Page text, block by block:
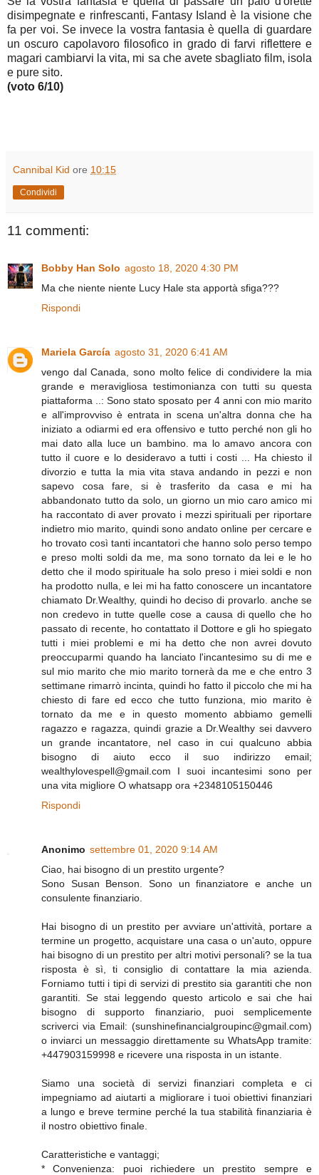
disimpegnate e rinfrescanti, Fantasy Island è la visione che
fa per voi. Se invece la vostra fantasia è quella di guardare
un oscuro capolavoro filosofico in grado di farvi riflettere e
magari cambiarvi la vita, mi sa che avete sbagliato film, isola
e pure sito.
(voto 6/10)
Cannibal Kid ore 10:15
Condividi
11 commenti:
Bobby Han Solo agosto 18, 2020 4:30 PM
Ma che niente niente Lucy Hale sta apportà sfiga???
Rispondi
Mariela García agosto 31, 2020 6:41 AM
vengo dal Canada, sono molto felice di condividere la mia
grande e meravigliosa testimonianza con tutti su questa
piattaforma ..: Sono stato sposato per 4 anni con mio marito
e all'improvviso è entrata in scena un'altra donna che ha
iniziato a odiarmi ed era offensivo e tutto perché non gli ho
mai dato alla luce un bambino. ma lo amavo ancora con
tutto il cuore e lo desideravo a tutti i costi ... Ha chiesto il
divorzio e tutta la mia vita stava andando in pezzi e non
sapevo cosa fare, si è trasferito da casa e mi ha
abbandonato tutto da solo, un giorno un mio caro amico mi
ha raccontato di aver provato i mezzi spirituali per riportare
indietro mio marito, quindi sono andato online per cercare e
ho trovato così tanti incantatori che hanno solo perso tempo
e preso molti soldi da me, ma sono tornato da lei e le ho
detto che il modo spirituale ha solo preso i miei soldi e non
ha prodotto nulla, e lei mi ha fatto conoscere un incantatore
chiamato Dr.Wealthy, quindi ho deciso di provarlo. anche se
non credevo in tutte quelle cose a causa di quello che ho
passato di recente, ho contattato il Dottore e gli ho spiegato
tutti i miei problemi e mi ha detto che non avrei dovuto
preoccuparmi quando ha lanciato l'incantesimo su di me e
sul mio marito che mio marito tornerà da me e che entro 3
settimane rimarrò incinta, quindi ho fatto il piccolo che mi ha
chiesto di fare ed ecco che tutto funziona, mio ​​marito è
tornato da me e in questo momento abbiamo gemelli
ragazzo e ragazza, quindi grazie a Dr.Wealthy sei davvero
un grande incantatore, nel caso in cui qualcuno abbia
bisogno di aiuto ecco il suo indirizzo email;
wealthylovespell@gmail.com I suoi incantesimi sono per
una vita migliore O whatsapp ora +2348105150446
Rispondi
Anonimo settembre 01, 2020 9:14 AM
Ciao, hai bisogno di un prestito urgente?
Sono Susan Benson. Sono un finanziatore e anche un
consulente finanziario.
Hai bisogno di un prestito per avviare un'attività, portare a
termine un progetto, acquistare una casa o un'auto, oppure
hai bisogno di un prestito per altri motivi personali? se la tua
risposta è sì, ti consiglio di contattare la mia azienda.
Forniamo tutti i tipi di servizi di prestito sia garantiti che non
garantiti. Se stai leggendo questo articolo e sai che hai
bisogno di supporto finanziario, puoi semplicemente
scriverci via Email: (sunshinefinancialgroupinc@gmail.com)
o inviarci un messaggio direttamente su WhatsApp tramite:
+447903159998 e ricevere una risposta in un istante.
Siamo una società di servizi finanziari completa e ci
impegniamo ad aiutarti a migliorare i tuoi obiettivi finanziari
a lungo e breve termine perché la tua stabilità finanziaria è
il nostro obiettivo finale.
Caratteristiche e vantaggi;
* Convenienza: puoi richiedere un prestito sempre e